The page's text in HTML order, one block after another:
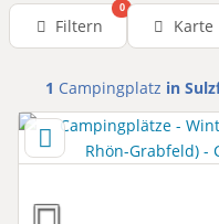
Filtern
0
Karte
1 Campingplatz in